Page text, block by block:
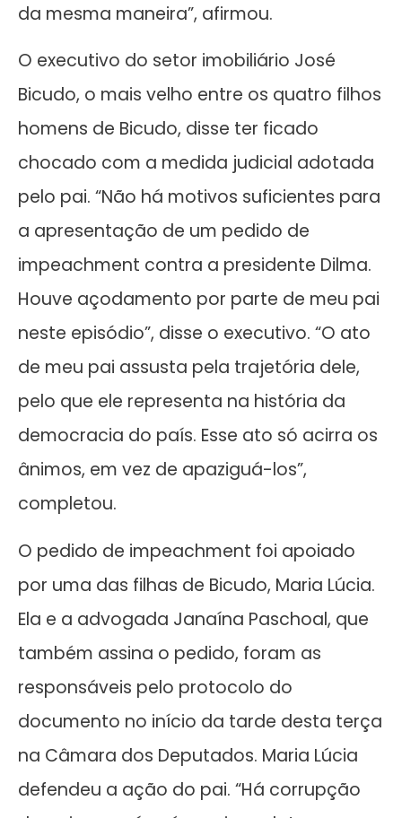
da mesma maneira”, afirmou.
O executivo do setor imobiliário José
Bicudo, o mais velho entre os quatro filhos
homens de Bicudo, disse ter ficado
chocado com a medida judicial adotada
pelo pai. “Não há motivos suficientes para
a apresentação de um pedido de
impeachment contra a presidente Dilma.
Houve açodamento por parte de meu pai
neste episódio”, disse o executivo. “O ato
de meu pai assusta pela trajetória dele,
pelo que ele representa na história da
democracia do país. Esse ato só acirra os
ânimos, em vez de apaziguá-los”,
completou.
O pedido de impeachment foi apoiado
por uma das filhas de Bicudo, Maria Lúcia.
Ela e a advogada Janaína Paschoal, que
também assina o pedido, foram as
responsáveis pelo protocolo do
documento no início da tarde desta terça
na Câmara dos Deputados. Maria Lúcia
defendeu a ação do pai. “Há corrupção